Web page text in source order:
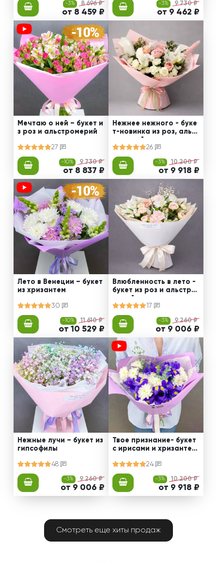
-3% 8 696 ₽
от 8 459 ₽
-3% 9 730 ₽
от 9 462 ₽
Мечтаю о ней – букет и
з роз и альстромерий
27
-10% 9 730 ₽
от 8 837 ₽
Нежнее нежного - буке
т-новинка из роз, альст
ромерий и калл
26
-3% 10 200 ₽
от 9 918 ₽
Лето в Венеции – букет
из хризантем
30
-10% 11 610 ₽
от 10 529 ₽
Влюбленность в лето -
букет из роз и альстро
мерий
17
-3% 9 260 ₽
от 9 006 ₽
Нежные лучи – букет из
гипсофилы
48
-3% 9 260 ₽
от 9 006 ₽
Твое признание- букет
с ирисами и хризантем
24
-3% 10 200 ₽
от 9 918 ₽
Смотреть еще хиты продаж